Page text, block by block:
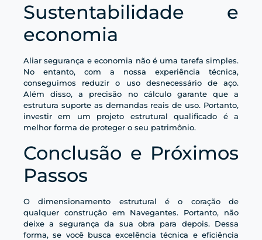
Sustentabilidade e
economia
Aliar segurança e economia não é uma tarefa simples.
No entanto, com a nossa experiência técnica,
conseguimos reduzir o uso desnecessário de aço.
Além disso, a precisão no cálculo garante que a
estrutura suporte as demandas reais de uso. Portanto,
investir em um projeto estrutural qualificado é a
melhor forma de proteger o seu patrimônio.
Conclusão e Próximos
Passos
O dimensionamento estrutural é o coração de
qualquer construção em Navegantes. Portanto, não
deixe a segurança da sua obra para depois. Dessa
forma, se você busca excelência técnica e eficiência